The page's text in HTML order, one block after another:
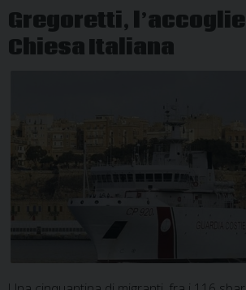
Gregoretti,
Chiesa Italiana